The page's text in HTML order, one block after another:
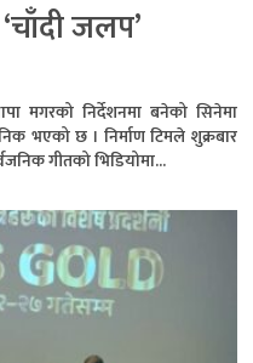
जलप’
मगरको निर्देशनमा बनेको सिनेमा
भएको छ । निर्माण टिमले शुक्रबार
गीतको भिडियोमा...